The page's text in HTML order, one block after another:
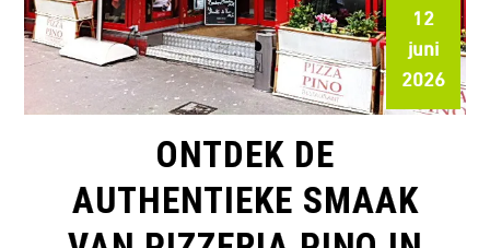
12
juni
2026
ONTDEK DE
AUTHENTIEKE SMAAK